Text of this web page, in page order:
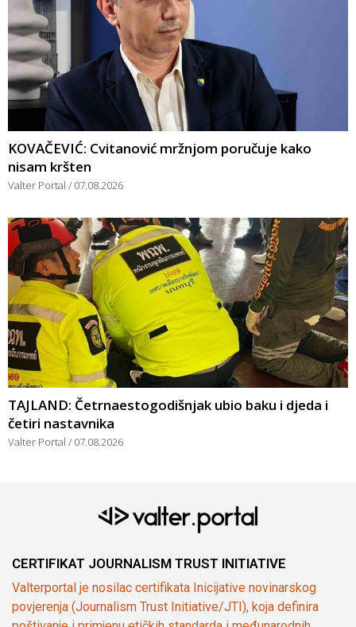
KOVAČEVIĆ: Cvitanović mržnjom poručuje kako
nisam kršten
Valter Portal 07.08.2026
TAJLAND: Četrnaestogodišnjak ubio baku i djeda i
četiri nastavnika
Valter Portal 07.08.2026
CERTIFIKAT JOURNALISM TRUST INITIATIVE
Valterportal je nosilac certifikata Inicijative novinarskog
povjerenja (Journalism Trust Initiative/JTI), koja definira